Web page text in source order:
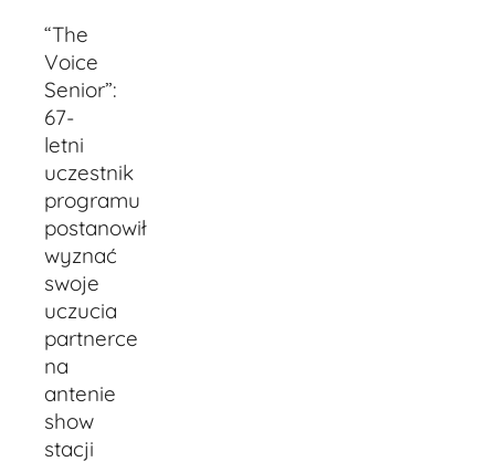
“The
Voice
Senior”:
67-
letni
uczestnik
programu
postanowił
wyznać
swoje
uczucia
partnerce
na
antenie
show
stacji